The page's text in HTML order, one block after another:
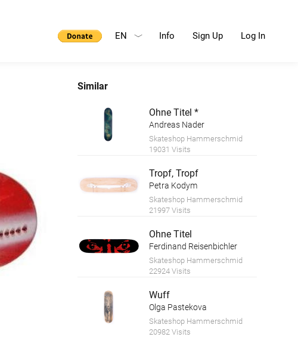
Info Sign Up Log In
EN
Similar
Ohne Titel *
Andreas Nader
Skateshop Hammerschmid
19031 Visits
Tropf, Tropf
Petra Kodym
Skateshop Hammerschmid
21997 Visits
Ohne Titel
Ferdinand Reisenbichler
Skateshop Hammerschmid
22924 Visits
Wuff
Olga Pastekova
Skateshop Hammerschmid
20982 Visits